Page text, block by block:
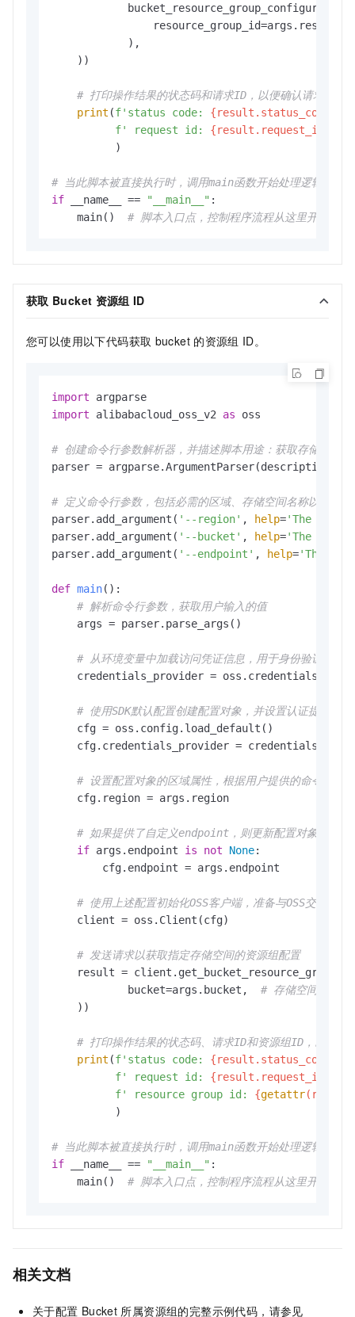
            ),
    ))
# 打印操作结果的状态码和请求ID，以便确认请求状态
print (f'status code: {result.status_code}
f' request id: {result.request_id}
          )
# 当此脚本被直接执行时，调用main函数开始处理逻辑
if __name__ == "__main__" :
    main()
# 脚本入口点，控制程序流程从这里开始
获取 Bucket 资源组 ID
您可以使用以下代码获取 bucket 的资源组 ID。
import
import alibabacloud_oss_v2 as oss
# 创建命令行参数解析器，并描述脚本用途：获取存储空间
parser = argparse.ArgumentParser(description=
# 定义命令行参数，包括必需的区域、存储空间名称以及可
parser.add_argument( '--region' , help='The
parser.add_argument( '--bucket' , help='The
parser.add_argument( '--endpoint' , help='The
def main():
# 解析命令行参数，获取用户输入的值
    args = parser.parse_args()
# 从环境变量中加载访问凭证信息，用于身份验证
credentials_provider =
# 使用SDK默认配置创建配置对象，并设置认证提供者
    cfg = oss.config.load_default()
cfg.credentials_provider =
# 设置配置对象的区域属性，根据用户提供的命令行参数
    cfg.region = args.region
# 如果提供了自定义endpoint，则更新配置对象中的
if args.endpoint is not None:
        cfg.endpoint = args.endpoint
# 使用上述配置初始化OSS客户端，准备与OSS交互
    client = oss.Client(cfg)
# 发送请求以获取指定存储空间的资源组配置
result =
            bucket=args.bucket,
# 存储空间名
    ))
# 打印操作结果的状态码、请求ID和资源组ID，以便确
print (f'status code: {result.status_code}
f' request id: {result.request_id}
f' resource group id: {getattr
          )
# 当此脚本被直接执行时，调用main函数开始处理逻辑
if __name__ == "__main__" :
    main()
# 脚本入口点，控制程序流程从这里开始
相关文档
关于配置 Bucket 所属资源组的完整示例代码，请参见